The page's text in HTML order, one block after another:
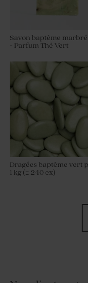
Savon baptême
- Parfum Thé Vert
Dragées baptême vert
1 kg (± 240 ex)